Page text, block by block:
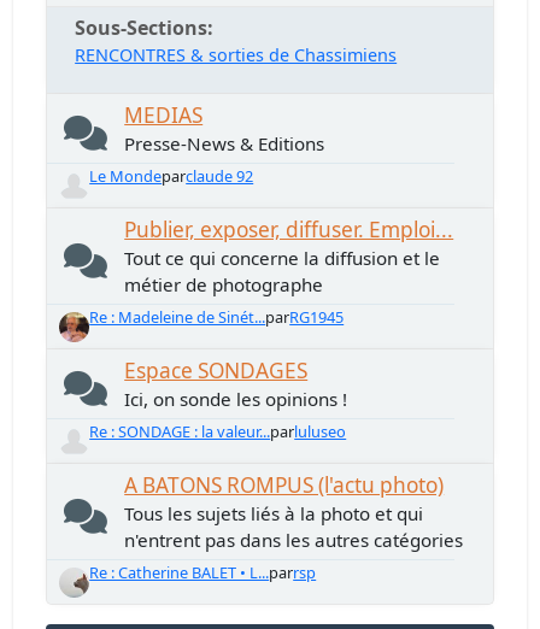
Sous-Sections
RENCONTRES & sorties de Chassimiens
MEDIAS
Presse-News & Editions
Le Mondeparclaude 92
Publier, exposer, diffuser. Emploi...
Tout ce qui concerne la diffusion et le
métier de photographe
Re : Madeleine de Sinét...parRG1945
Espace SONDAGES
Ici, on sonde les opinions !
Re : SONDAGE : la valeur...parluluseo
A BATONS ROMPUS (l'actu photo)
Tous les sujets liés à la photo et qui
n'entrent pas dans les autres catégories
Re : Catherine BALET • L...parrsp